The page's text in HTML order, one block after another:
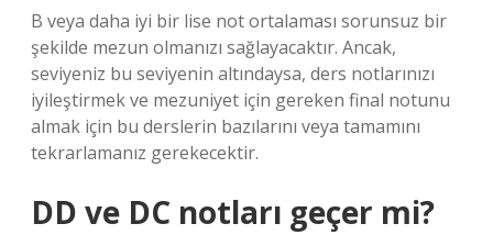
B veya daha iyi bir lise not ortalaması sorunsuz bir
şekilde mezun olmanızı sağlayacaktır. Ancak,
seviyeniz bu seviyenin altındaysa, ders notlarınızı
iyileştirmek ve mezuniyet için gereken final notunu
almak için bu derslerin bazılarını veya tamamını
tekrarlamanız gerekecektir.
DD ve DC notları geçer mi?